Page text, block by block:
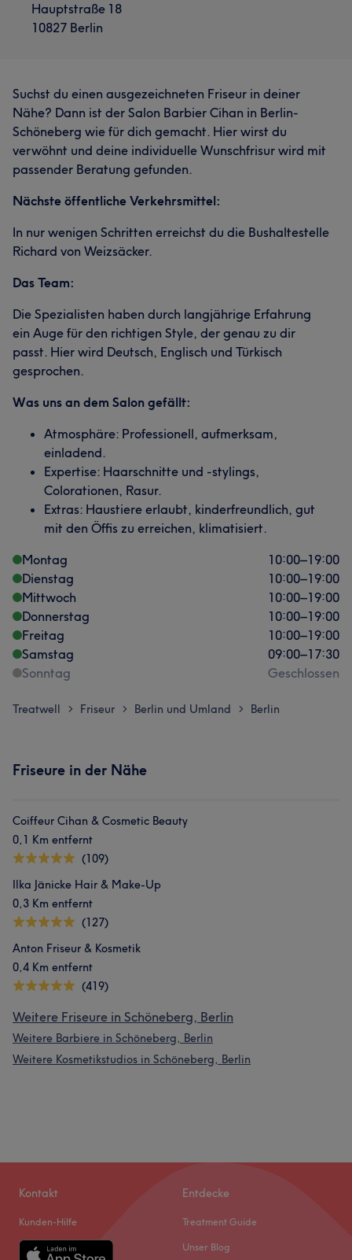
Hauptstraße 18
10827 Berlin
Suchst du einen ausgezeichneten Friseur in deiner
Nähe? Dann ist der Salon Barbier Cihan in Berlin-
Schöneberg wie für dich gemacht. Hier wirst du
verwöhnt und deine individuelle Wunschfrisur wird mit
passender Beratung gefunden.
Nächste öffentliche Verkehrsmittel:
In nur wenigen Schritten erreichst du die Bushaltestelle
Richard von Weizsäcker.
Das Team:
Die Spezialisten haben durch langjährige Erfahrung
ein Auge für den richtigen Style, der genau zu dir
passt. Hier wird Deutsch, Englisch und Türkisch
gesprochen.
Was uns an dem Salon gefällt:
Atmosphäre: Professionell, aufmerksam,
einladend.
Expertise: Haarschnitte und -stylings,
Colorationen, Rasur.
Extras: Haustiere erlaubt, kinderfreundlich, gut
mit den Öffis zu erreichen, klimatisiert.
Montag
10:00–19:00
Dienstag
10:00–19:00
Mittwoch
10:00–19:00
Donnerstag
10:00–19:00
Freitag
10:00–19:00
Samstag
09:00–17:30
Sonntag
Geschlossen
Treatwell > Friseur > Berlin und Umland > Berlin
Friseure in der Nähe
Coiffeur Cihan & Cosmetic Beauty
0,1 Km entfernt
(109)
Ilka Jänicke Hair & Make-Up
0,3 Km entfernt
(127)
Anton Friseur & Kosmetik
0,4 Km entfernt
(419)
Weitere Friseure in Schöneberg, Berlin
Weitere Barbiere in Schöneberg, Berlin
Weitere Kosmetikstudios in Schöneberg, Berlin
Kontakt
Kunden-Hilfe
Entdecke
Treatment Guide
Unser Blog